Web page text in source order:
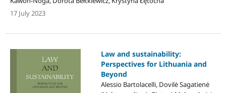
17 July 2023
Law and sustainability:
Perspectives for Lithuania and
Beyond
Alessio Bartolacelli, Dovilė Sagatienė